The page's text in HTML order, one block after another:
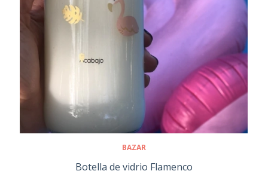
BAZAR
Botella de vidrio Flamenco